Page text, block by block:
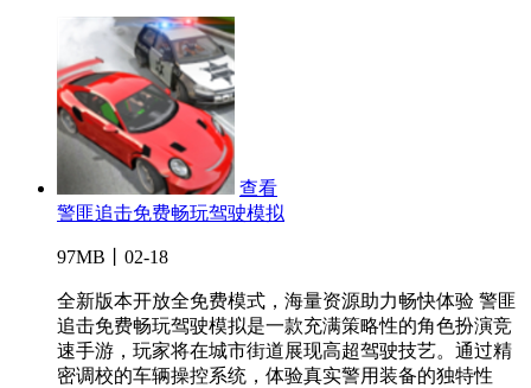
查看
警匪追击免费畅玩驾驶模拟
97MB丨02-18
全新版本开放全免费模式，海量资源助力畅快体验 警匪
追击免费畅玩驾驶模拟是一款充满策略性的角色扮演竞
速手游，玩家将在城市街道展现高超驾驶技艺。通过精
密调校的车辆操控系统，体验真实警用装备的独特性